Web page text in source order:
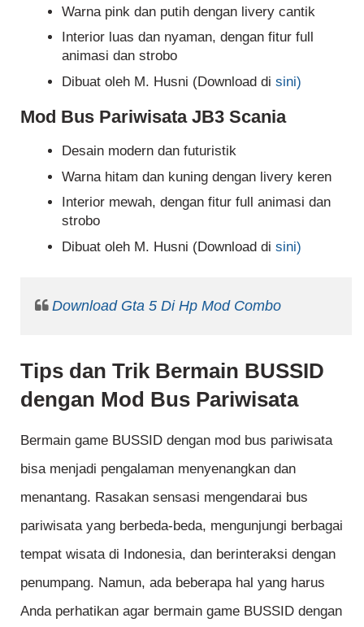
Warna pink dan putih dengan livery cantik
Interior luas dan nyaman, dengan fitur full
animasi dan strobo
Dibuat oleh M. Husni (Download di sini)
Mod Bus Pariwisata JB3 Scania
Desain modern dan futuristik
Warna hitam dan kuning dengan livery keren
Interior mewah, dengan fitur full animasi dan
strobo
Dibuat oleh M. Husni (Download di sini)
Download Gta 5 Di Hp Mod Combo
Tips dan Trik Bermain BUSSID
dengan Mod Bus Pariwisata
Bermain game BUSSID dengan mod bus pariwisata
bisa menjadi pengalaman menyenangkan dan
menantang. Rasakan sensasi mengendarai bus
pariwisata yang berbeda-beda, mengunjungi berbagai
tempat wisata di Indonesia, dan berinteraksi dengan
penumpang. Namun, ada beberapa hal yang harus
Anda perhatikan agar bermain game BUSSID dengan